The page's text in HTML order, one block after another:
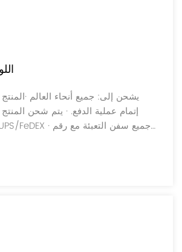
إتمام عملية الدفع. · يتم شحن